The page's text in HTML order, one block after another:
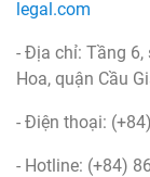
legal.com
- Địa chỉ: Tầng 6,
Hoa, quận Cầu
- Điện thoại:
- Hotline: (+84)